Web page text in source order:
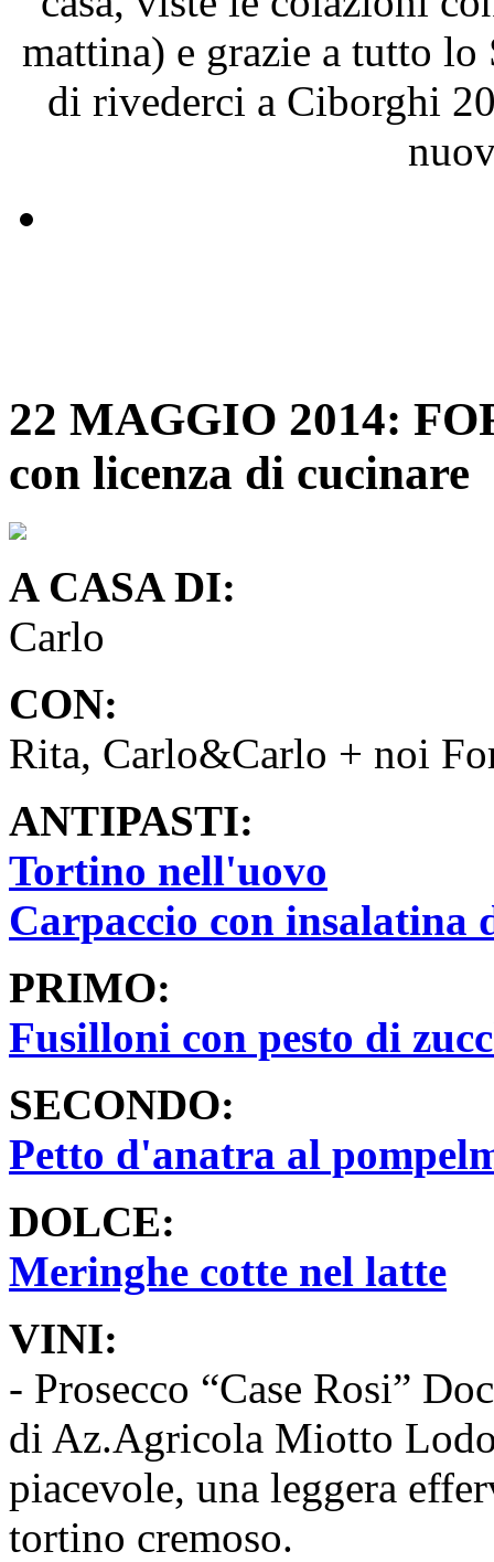
mattina) e grazie a tutto
di rivederci a Ciborghi
22 MAGGIO 2014:
con licenza di cucinare
A CASA DI:
Carlo
CON:
Rita, Carlo&Carlo + noi
ANTIPASTI:
Tortino nell'uovo
Carpaccio con insalatina
PRIMO:
Fusilloni con pesto di
SECONDO:
Petto d'anatra al
DOLCE:
Meringhe cotte nel latte
VINI:
- Prosecco “Case Rosi”
di Az.Agricola Miotto
piacevole, una leggera
tortino cremoso.